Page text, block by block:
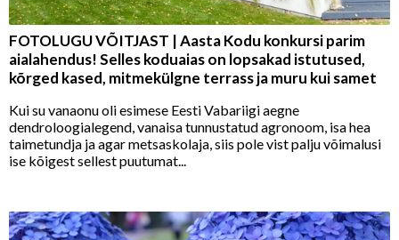
FOTOLUGU VÕITJAST | Aasta Kodu konkursi parim
aialahendus! Selles koduaias on lopsakad istutused,
kõrged kased, mitmekülgne terrass ja muru kui samet
Kui su vanaonu oli esimese Eesti Vabariigi aegne
dendroloogialegend, vanaisa tunnustatud agronoom, isa hea
taimetundja ja agar metsaskolaja, siis pole vist palju võimalusi
ise kõigest sellest puutumat...